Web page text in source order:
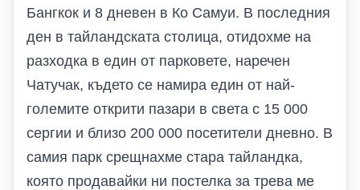
Бангкок и 8 дневен в Ко Самуи. В последния
ден в тайландската столица, отидохме на
разходка в един от парковете, наречен
Чатучак, където се намира един от най-
големите открити пазари в света с 15 000
сергии и близо 200 000 посетители дневно. В
самия парк срещнахме стара тайландка,
която продавайки ни постелка за трева ме